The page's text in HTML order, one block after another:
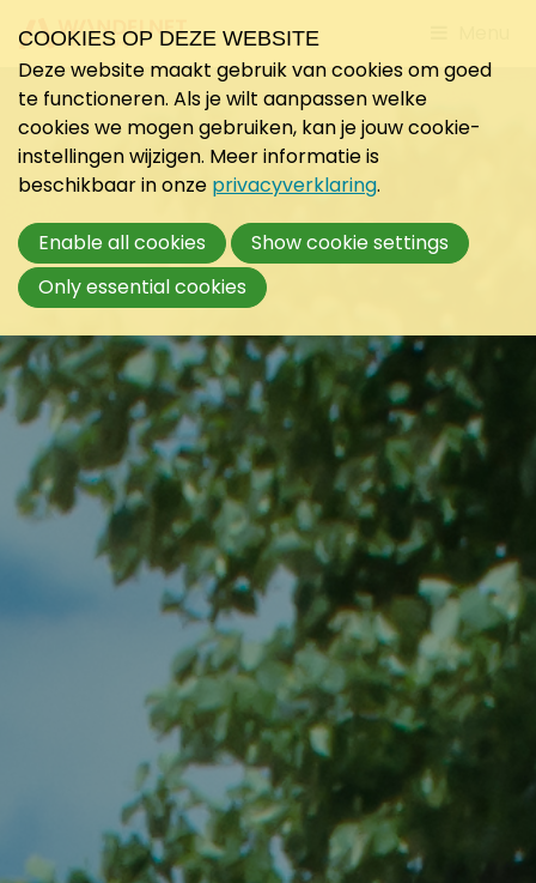
to
COOKIES OP DEZE WEBSITE
Deze website maakt gebruik van cookies om goed
te functioneren. Als je wilt aanpassen welke
cookies we mogen gebruiken, kan je jouw cookie-
instellingen wijzigen. Meer informatie is
beschikbaar in onze privacyverklaring.
Enable all cookies
Show cookie settings
Only essential cookies